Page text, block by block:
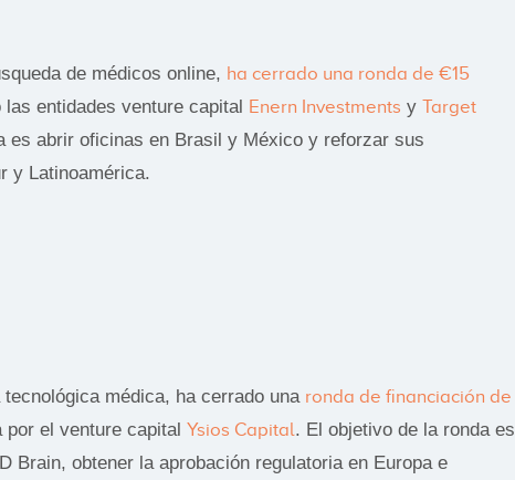
de médicos online, ha cerrado una ronda de €15
las entidades venture capital Enern Investments y Target
es abrir oficinas en Brasil y México y reforzar sus
y Latinoamérica.
médica, ha cerrado una ronda de financiación de
por el venture capital Ysios Capital. El objetivo de la ronda es
Brain, obtener la aprobación regulatoria en Europa e